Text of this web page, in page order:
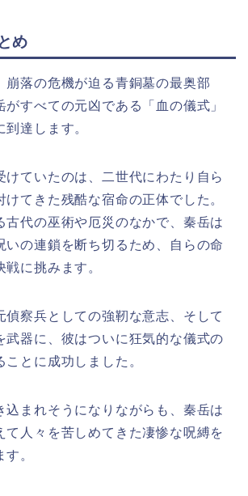
め
崩落の危機が迫る青銅墓の最奥部
がすべての元凶である「血の儀式」
達します。
けていたのは、二世代にわたり自ら
てきた残酷な宿命の正体でした。
古代の巫術や厄災のなかで、秦岳は
いの連鎖を断ち切るため、自らの命
に挑みます。
偵察兵としての強靭な意志、そして
武器に、彼はついに狂気的な儀式の
とに成功しました。
込まれそうになりながらも、秦岳は
て人々を苦しめてきた凄惨な呪縛を
。